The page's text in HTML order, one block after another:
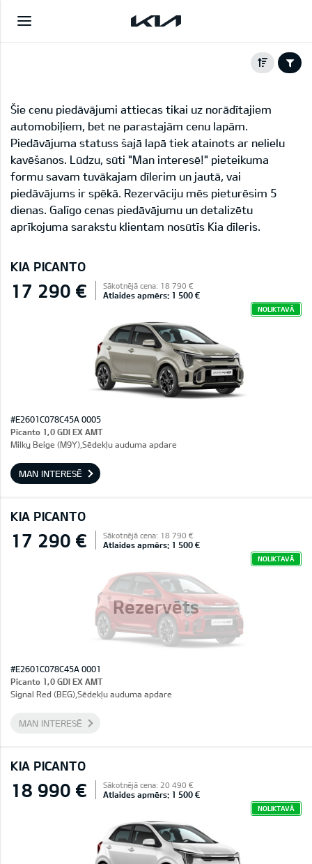
Šie cenu piedāvājumi attiecas tikai uz norādītajiem
automobiļiem, bet ne parastajām cenu lapām.
Piedāvājuma statuss šajā lapā tiek atainots ar nelielu
kavēšanos. Lūdzu, sūti "Man interesē!" pieteikuma
formu savam tuvākajam dīlerim un jautā, vai
piedāvājums ir spēkā. Rezervāciju mēs pieturēsim 5
dienas. Galīgo cenas piedāvājumu un detalizētu
aprīkojuma sarakstu klientam nosūtīs Kia dīleris.
KIA PICANTO
17 290 € Sākotnējā cena: 18 790 €
Atlaides apmērs: 1 500 €
NOLIKTAVĀ
#E2601C078C45A 0005
Picanto 1,0 GDI EX AMT
Milky Beige (M9Y),Sēdekļu auduma apdare
MAN INTERESĒ
KIA PICANTO
Rezervēts
17 290 € Sākotnējā cena: 18 790 €
Atlaides apmērs: 1 500 €
NOLIKTAVĀ
#E2601C078C45A 0001
Picanto 1,0 GDI EX AMT
Signal Red (BEG),Sēdekļu auduma apdare
MAN INTERESĒ
KIA PICANTO
18 990 € Sākotnējā cena: 20 490 €
Atlaides apmērs: 1 500 €
NOLIKTAVĀ